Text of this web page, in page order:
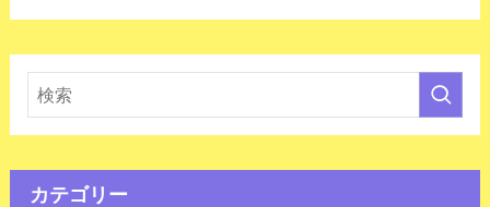
カテゴリー